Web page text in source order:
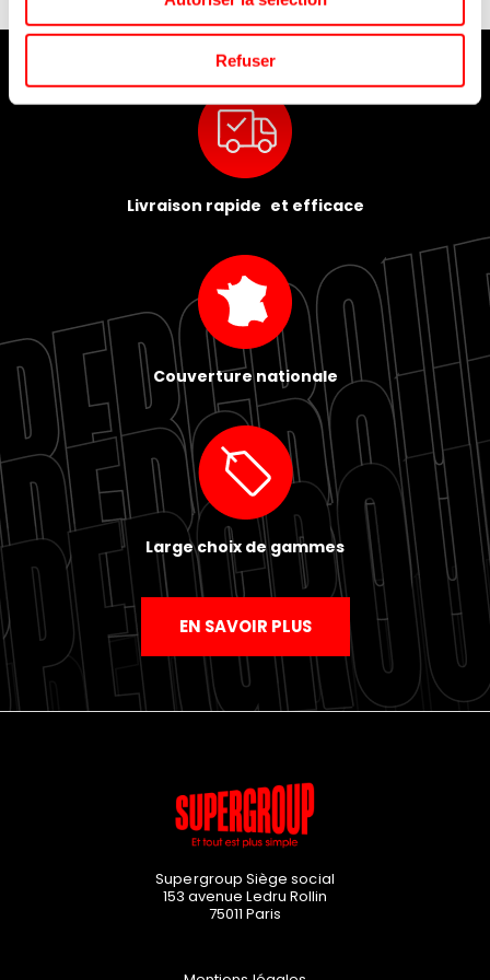
Refuser
Livraison rapide et efficace
Couverture nationale
Large choix de gammes
EN SAVOIR PLUS
Supergroup Siège social
153 avenue Ledru Rollin
75011 Paris